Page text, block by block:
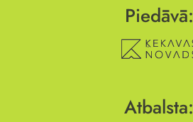
Piedāvā:
Atbalsta: